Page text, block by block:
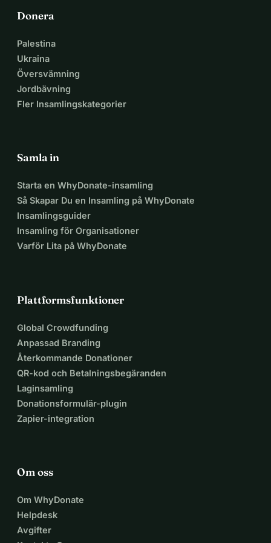
Donera
Palestina
Ukraina
Översvämning
Jordbävning
Fler Insamlingskategorier
Samla in
Starta en WhyDonate-insamling
Så Skapar Du en Insamling på WhyDonate
Insamlingsguider
Insamling för Organisationer
Varför Lita på WhyDonate
Plattformsfunktioner
Global Crowdfunding
Anpassad Branding
Återkommande Donationer
QR-kod och Betalningsbegäranden
Laginsamling
Donationsformulär-plugin
Zapier-integration
Om oss
Om WhyDonate
Helpdesk
Avgifter